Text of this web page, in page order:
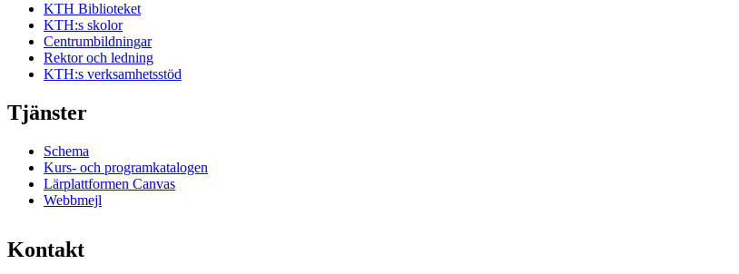
KTH Biblioteket
KTH:s skolor
Centrumbildningar
Rektor och ledning
KTH:s verksamhetsstöd
Tjänster
Schema
Kurs- och programkatalogen
Lärplattformen Canvas
Webbmejl
Kontakt